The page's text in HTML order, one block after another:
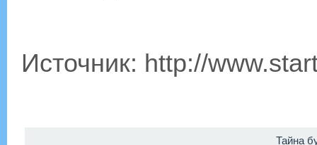
Источник: http://
Тайна